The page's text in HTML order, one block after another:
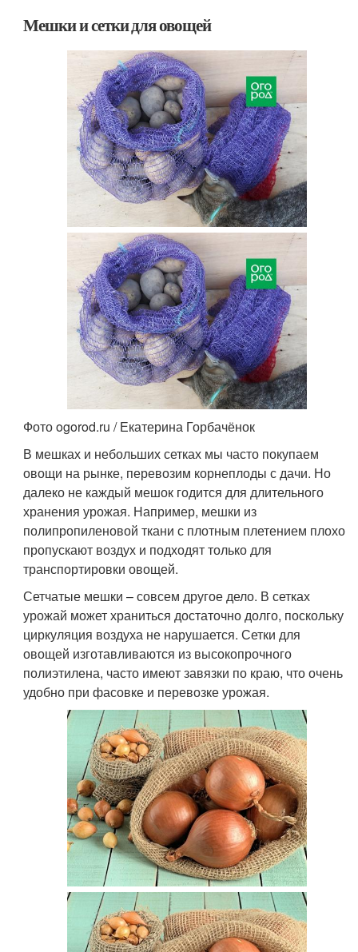
Мешки и сетки для овощей
Фото ogorod.ru / Екатерина Горбачёнок
В мешках и небольших сетках мы часто покупаем
овощи на рынке, перевозим корнеплоды с дачи. Но
далеко не каждый мешок годится для длительного
хранения урожая. Например, мешки из
полипропиленовой ткани с плотным плетением плохо
пропускают воздух и подходят только для
транспортировки овощей.
Сетчатые мешки – совсем другое дело. В сетках
урожай может храниться достаточно долго, поскольку
циркуляция воздуха не нарушается. Сетки для
овощей изготавливаются из высокопрочного
полиэтилена, часто имеют завязки по краю, что очень
удобно при фасовке и перевозке урожая.